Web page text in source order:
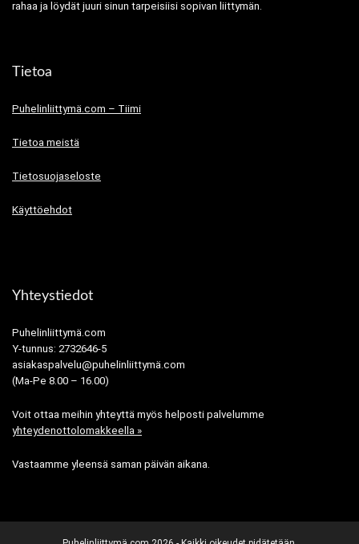
rahaa ja löydät juuri sinun tarpeisiisi sopivan liittymän.
Tietoa
Puhelinliittymä.com – Tiimi
Tietoa meistä
Tietosuojaseloste
Käyttöehdot
Yhteystiedot
Puhelinliittymä.com
Y-tunnus: 2732646-5
asiakaspalvelu@puhelinliittymä.com
(Ma-Pe 8.00 – 16.00)
Voit ottaa meihin yhteyttä myös helposti palvelumme
yhteydenottolomakkeella »
Vastaamme yleensä saman päivän aikana.